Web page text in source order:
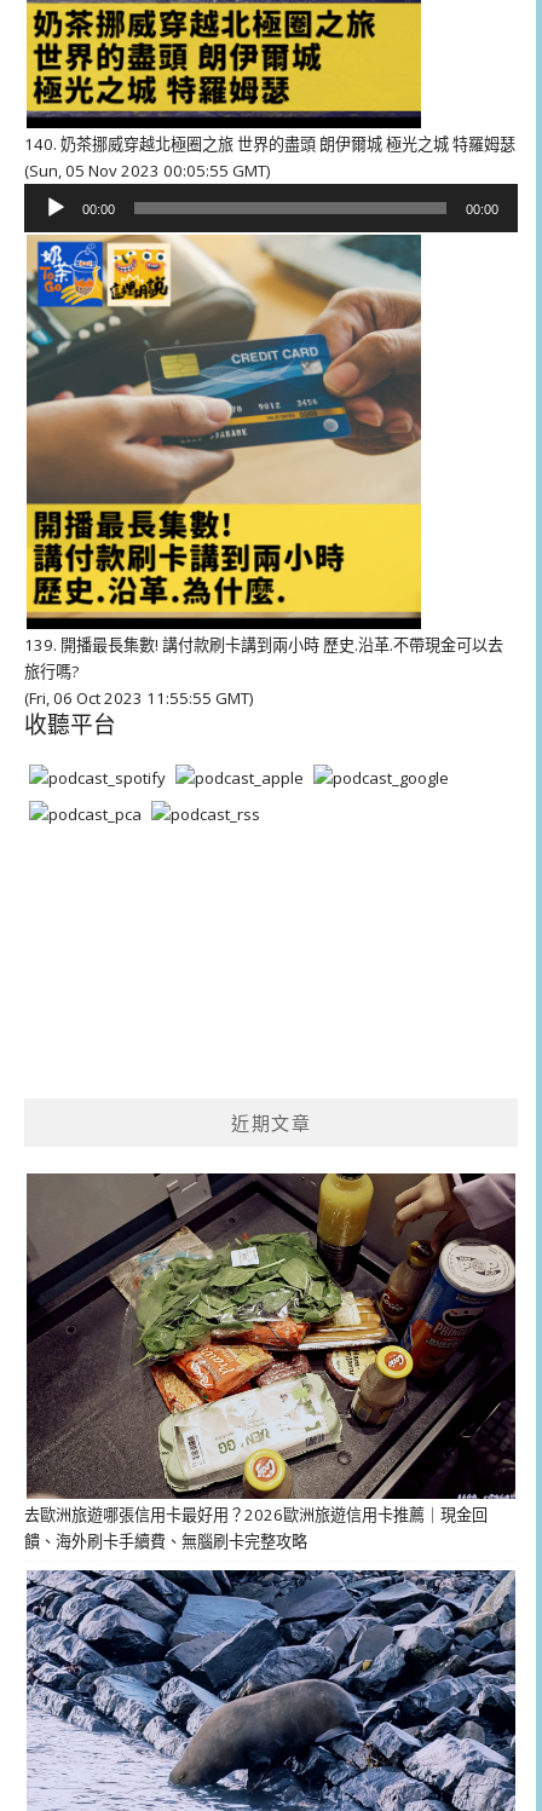
140. 奶茶挪威穿越北極圈之旅 世界的盡頭 朗伊爾城 極光之城 特羅姆瑟
(Sun, 05 Nov 2023 00:05:55 GMT)
播
放
器
00:00 00:00
139. 開播最長集數! 講付款刷卡講到兩小時 歷史.沿革.不帶現金可以去
旅行嗎?
(Fri, 06 Oct 2023 11:55:55 GMT)
收聽平台
近期文章
去歐洲旅遊哪張信用卡最好用？2026歐洲旅遊信用卡推薦｜現金回
饋、海外刷卡手續費、無腦刷卡完整攻略